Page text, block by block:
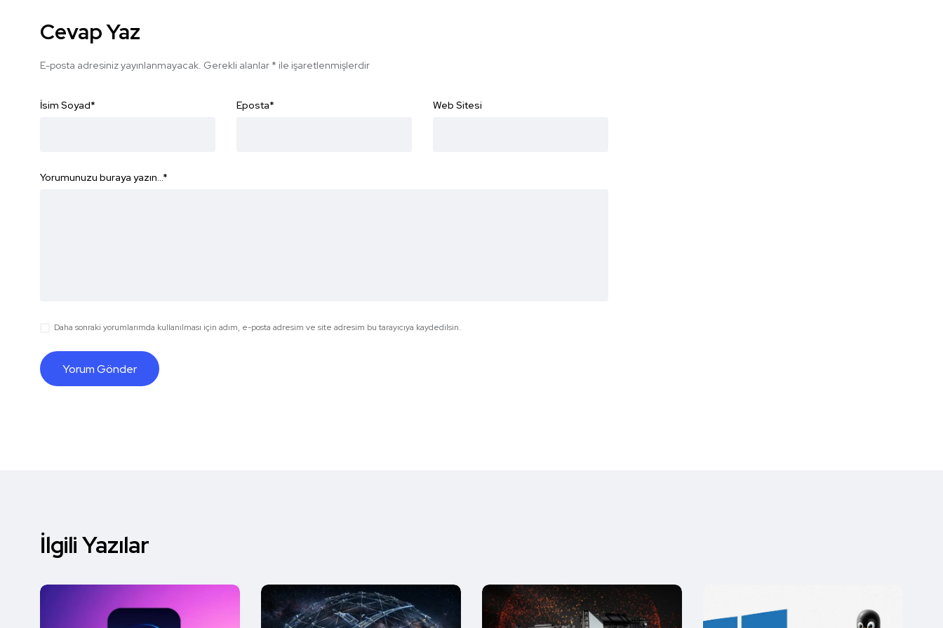
Cevap Yaz
E-posta adresiniz yayınlanmayacak. Gerekli alanlar * ile işaretlenmişlerdir
İsim Soyad* Eposta* Web Sitesi
Yorumunuzu buraya yazın...*
Daha sonraki yorumlarımda kullanılması için adım, e-posta adresim ve site adresim bu tarayıcıya kaydedilsin.
İlgili Yazılar